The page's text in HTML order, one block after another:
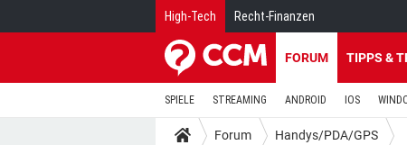
High-Tech Recht-Finanzen
FORUM TIPPS &
SPIELE STREAMING ANDROID IOS
Forum Handys/PDA/GPS